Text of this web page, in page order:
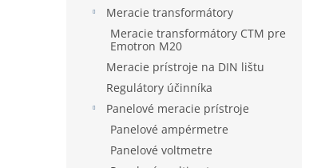
Meracie transformátory
Meracie transformátory CTM pre
Emotron M20
Meracie prístroje na DIN lištu
Regulátory účinníka
Panelové meracie prístroje
Panelové ampérmetre
Panelové voltmetre